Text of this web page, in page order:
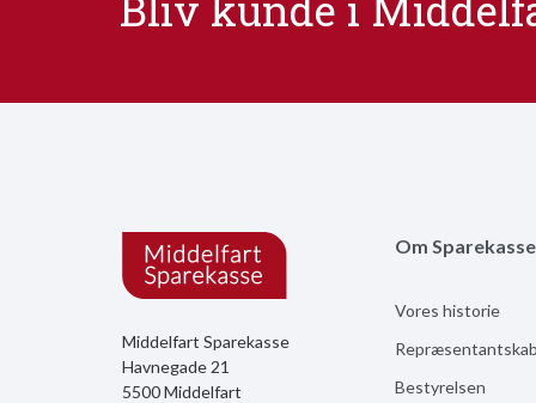
Middelfart Sparekasse
Havnegade 21
5500 Middelfart
Om
Vores historie
Bestyrelsen